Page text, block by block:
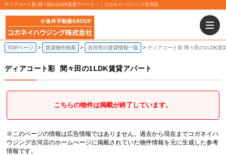
ディアコート彩 間々田の1LDK賃貸アパート！｜コガネイハウジング古河店
TOPページ 賃貸物件検索 古河市の賃貸情報一覧 ディアコート彩 間々田の1LDK賃
ディアコート彩 間々田の1LDK賃貸アパート
こちらの物件は掲載が終了しています。
※このページの情報は広告情報ではありません。過去から現在までコガネイハ
ウジング古河店のホームぺージに掲載されていた物件情報を元に生成した参考
情報です。